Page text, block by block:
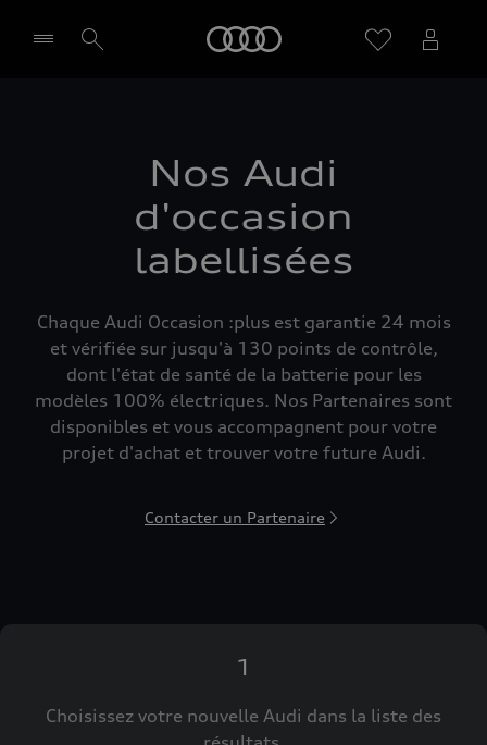
Nos Audi
d'occasion
labellisées
Chaque Audi Occasion :plus est garantie 24 mois
et vérifiée sur jusqu'à 130 points de contrôle,
dont l'état de santé de la batterie pour les
modèles 100% électriques. Nos Partenaires sont
disponibles et vous accompagnent pour votre
projet d'achat et trouver votre future Audi.
Contacter un Partenaire
1
Choisissez votre nouvelle Audi dans la liste des